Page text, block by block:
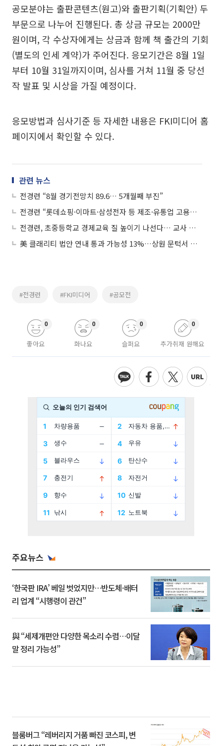
공모분야는 출판콘텐츠(원고)와 출판기획(기획안) 두
부문으로 나누어 진행된다. 총 상금 규모는 2000만
원이며, 각 수상자에게는 상금과 함께 책 출간의 기회
(별도의 인세 계약)가 주어진다. 응모기간은 8월 1일
부터 10월 31일까지이며, 심사를 거쳐 11월 중 당선
작 발표 및 시상을 가질 예정이다.
응모방법과 심사기준 등 자세한 내용은 FKI미디어 홈
페이지에서 확인할 수 있다.
관련 뉴스
전경련 “8월 경기전망치 89.6… 5개월째 부진”
전경련 “롯데쇼핑·이마트·삼성전자 등 제조·유통업 고용창출 효과 높아”
전경련, 초중등학교 경제교육 질 높이기 나선다… 교사 대상 ‘경제교육 역량 강화 연수’ 개최
美 클래리티 법안 연내 통과 가능성 13%…상원 문턱서 제동
#전경련 #FKI미디어 #공모전
좋아요
0
화나요
0
슬퍼요
0
추가취재 원해요
0
주요뉴스
‘한국판 IRA’ 베일 벗었지만…반도체·배터
리 업계 “시행령이 관건”
與 “세제개편안 다양한 목소리 수렴…이달
말 정리 가능성”
블룸버그 “레버리지 거품 빠진 코스피, 변